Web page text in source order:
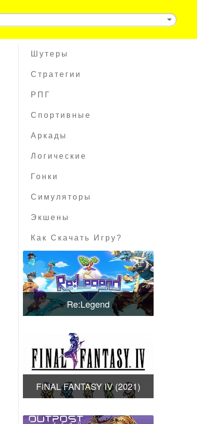
Шутеры
Стратегии
РПГ
Спортивные
Аркады
Логические
Гонки
Симуляторы
Экшены
Как Скачать Игру?
Re:Legend
FINAL FANTASY IV (2021)